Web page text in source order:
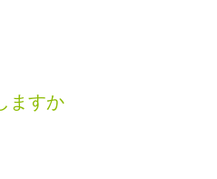
ますか